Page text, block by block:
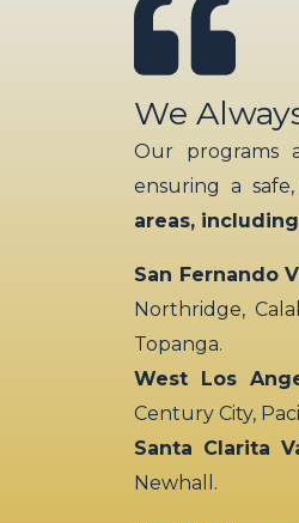
We
Our programs
ensuring a
areas,
San Fernando
Northridge,
Topanga.
West Los
Century City,
Santa Clarita
Newhall.